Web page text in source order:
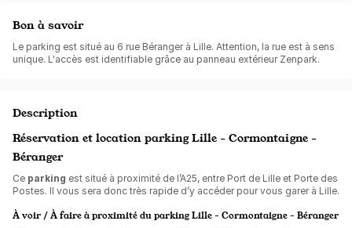
Bon à savoir
Le parking est situé au 6 rue Béranger à Lille. Attention, la rue est à sens
unique. L'accès est identifiable grâce au panneau extérieur Zenpark.
Description
Réservation et location parking Lille - Cormontaigne -
Béranger
Ce parking est situé à proximité de l’A25, entre Port de Lille et Porte des
Postes. Il vous sera donc très rapide d’y accéder pour vous garer à Lille.
À voir / À faire à proximité du parking Lille - Cormontaigne - Béranger